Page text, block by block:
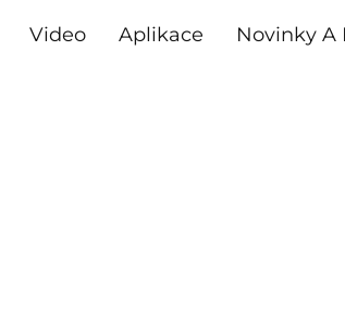
Video Aplikace Novinky A